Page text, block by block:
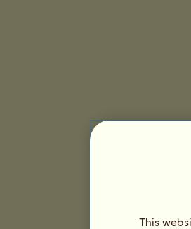
This